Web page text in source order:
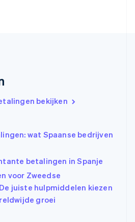
bekijken
wat Spaanse bedrijven
betalingen in Spanje
voor Zweedse
juiste hulpmiddelen kiezen
groei